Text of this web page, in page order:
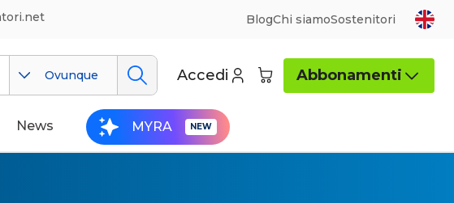
BlogChi siamoSostenitori
Ovunque Accedi Abbonamenti
News MYRA